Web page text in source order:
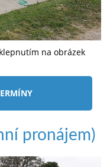
na obrázek
pronájem)